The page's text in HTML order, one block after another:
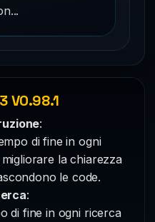
V0.98.1
:
di fine in ogni
la chiarezza
le code.
:
di fine in ogni ricerca